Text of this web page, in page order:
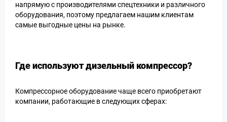
напрямую с производителями спецтехники и различного
оборудования, поэтому предлагаем нашим клиентам
самые выгодные цены на рынке.
Где используют дизельный компрессор?
Компрессорное оборудование чаще всего приобретают
компании, работающие в следующих сферах: